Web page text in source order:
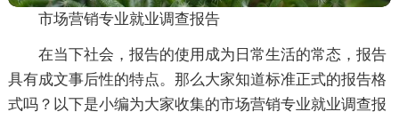
市场营销专业就业调查报告
在当下社会，报告的使用成为日常生活的常态，报告
具有成文事后性的特点。那么大家知道标准正式的报告格
式吗？以下是小编为大家收集的市场营销专业就业调查报